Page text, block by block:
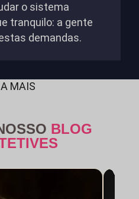
o sistema
tranquilo: a gente
demandas.
MAIS
BLOG